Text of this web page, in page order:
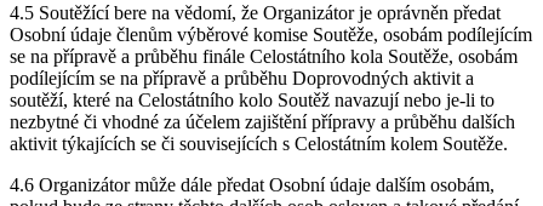
4.5 Soutěžící bere na vědomí, že Organizátor je oprávněn předat
Osobní údaje členům výběrové komise Soutěže, osobám podílejícím
se na přípravě a průběhu finále Celostátního kola Soutěže, osobám
podílejícím se na přípravě a průběhu Doprovodných aktivit a
soutěží, které na Celostátního kolo Soutěž navazují nebo je-li to
nezbytné či vhodné za účelem zajištění přípravy a průběhu dalších
aktivit týkajících se či souvisejících s Celostátním kolem Soutěže.
4.6 Organizátor může dále předat Osobní údaje dalším osobám,